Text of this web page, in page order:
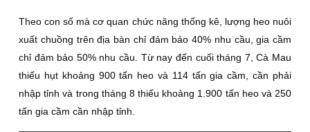
Theo con số mà cơ quan chức năng thống kê, lượng heo nuôi
xuất chuồng trên địa bàn chỉ đảm bảo 40% nhu cầu, gia cầm
chỉ đảm bảo 50% nhu cầu. Từ nay đến cuối tháng 7, Cà Mau
thiếu hụt khoảng 900 tấn heo và 114 tấn gia cầm, cần phải
nhập tỉnh và trong tháng 8 thiếu khoảng 1.900 tấn heo và 250
tấn gia cầm cần nhập tỉnh.